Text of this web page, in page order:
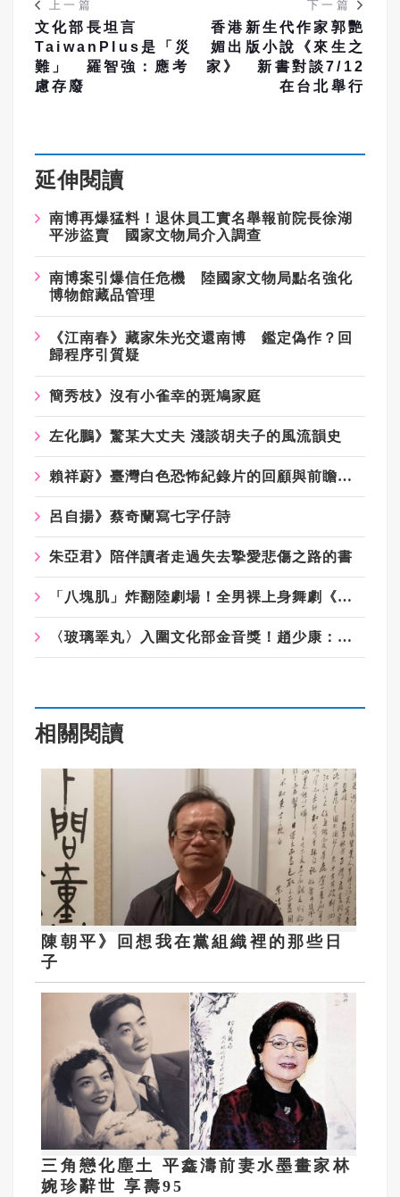
上一篇
文化部長坦言
TaiwanPlus是「災
難」 羅智強：應考
慮存廢
下一篇
香港新生代作家郭艷
媚出版小說《來生之
家》 新書對談7/12
在台北舉行
延伸閱讀
南博再爆猛料！退休員工實名舉報前院長徐湖
平涉盜賣 國家文物局介入調查
南博案引爆信任危機 陸國家文物局點名強化
博物館藏品管理
《江南春》藏家朱光交還南博 鑑定偽作？回
歸程序引質疑
簡秀枝》沒有小雀幸的斑鳩家庭
左化鵬》驚某大丈夫 淺談胡夫子的風流韻史
賴祥蔚》臺灣白色恐怖紀錄片的回顧與前瞻（1/3）
呂自揚》蔡奇蘭寫七字仔詩
朱亞君》陪伴讀者走過失去摯愛悲傷之路的書
「八塊肌」炸翻陸劇場！全男裸上身舞劇《嘆春風》吸金破億 女觀眾狂喊：終於懂武則天
〈玻璃睪丸〉入圍文化部金音獎！趙少康：侮辱嘻哈文化 網：那麼棒怎不入圍金曲獎
相關閱讀
陳朝平》回想我在黨組織裡的那些日
子
三角戀化塵土 平鑫濤前妻水墨畫家林
婉珍辭世 享壽95